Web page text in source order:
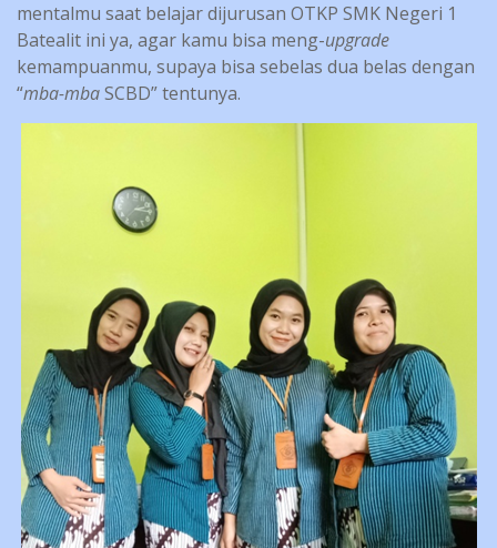
mentalmu saat belajar dijurusan OTKP SMK Negeri 1
Batealit ini ya, agar kamu bisa meng-upgrade
kemampuanmu, supaya bisa sebelas dua belas dengan
“mba-mbaSCBD” tentunya.